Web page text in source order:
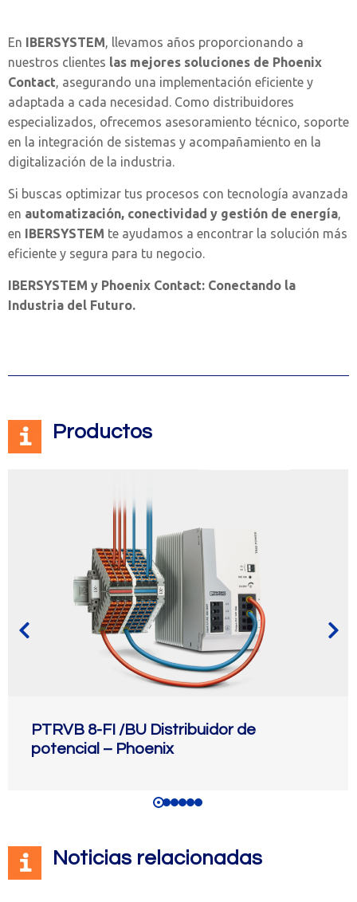
En IBERSYSTEM, llevamos años proporcionando a
nuestros clientes las mejores soluciones de Phoenix
Contact, asegurando una implementación eficiente y
adaptada a cada necesidad. Como distribuidores
especializados, ofrecemos asesoramiento técnico, soporte
en la integración de sistemas y acompañamiento en la
digitalización de la industria.
Si buscas optimizar tus procesos con tecnología avanzada
en automatización, conectividad y gestión de energía,
en IBERSYSTEM te ayudamos a encontrar la solución más
eficiente y segura para tu negocio.
IBERSYSTEM y Phoenix Contact: Conectando la
Industria del Futuro.
Productos
PTRVB 8-FI /BU Distribuidor de
potencial – Phoenix
Noticias relacionadas